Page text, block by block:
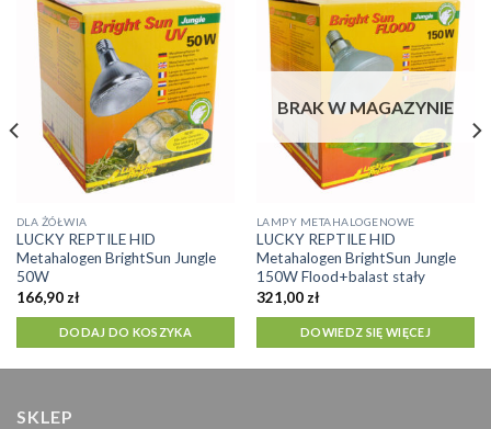
DLA ŻÓŁWIA
LUCKY REPTILE HID
Metahalogen BrightSun Jungle
50W
166,90 zł
DODAJ DO KOSZYKA
BRAK W MAGAZYNIE
LAMPY METAHALOGENOWE
LUCKY REPTILE HID
Metahalogen BrightSun Jungle
150W Flood+balast stały
321,00 zł
DOWIEDZ SIĘ WIĘCEJ
SKLEP